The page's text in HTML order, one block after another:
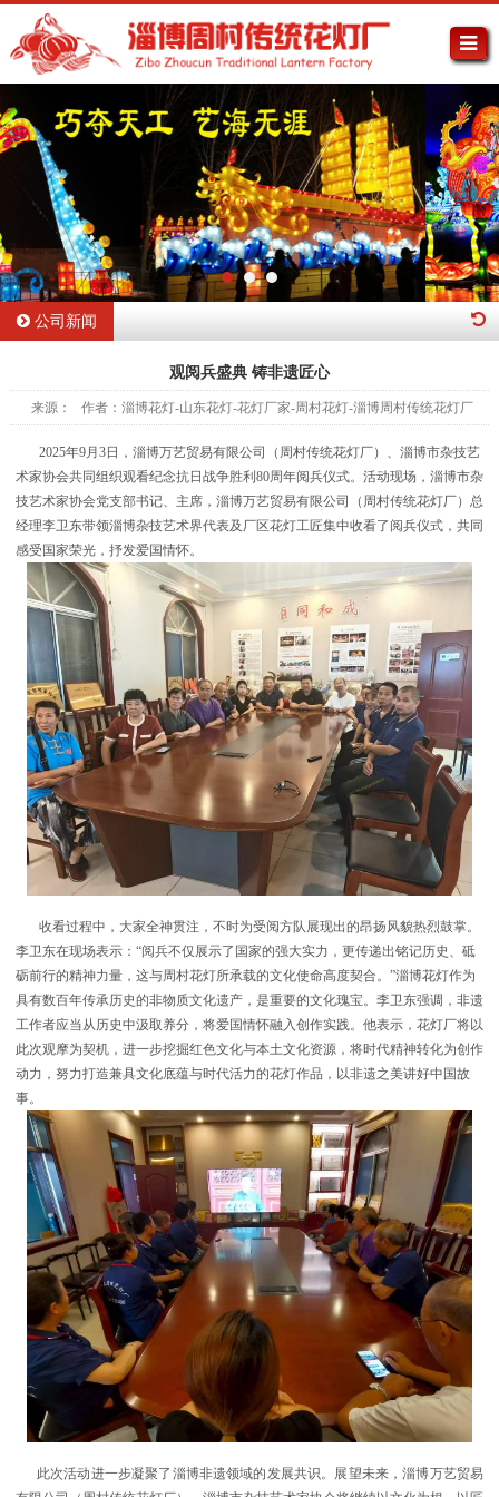
公司新闻
观阅兵盛典 铸非遗匠心
来源： 作者：淄博花灯-山东花灯-花灯厂家-周村花灯-淄博周村传统花灯厂
2025年9月3日，淄博万艺贸易有限公司（周村传统花灯厂）、淄博市杂技艺
术家协会共同组织观看纪念抗日战争胜利80周年阅兵仪式。活动现场，淄博市杂
技艺术家协会党支部书记、主席，淄博万艺贸易有限公司（周村传统花灯厂）总
经理李卫东带领淄博杂技艺术界代表及厂区花灯工匠集中收看了阅兵仪式，共同
感受国家荣光，抒发爱国情怀。
收看过程中，大家全神贯注，不时为受阅方队展现出的昂扬风貌热烈鼓掌。
李卫东在现场表示：“阅兵不仅展示了国家的强大实力，更传递出铭记历史、砥
砺前行的精神力量，这与周村花灯所承载的文化使命高度契合。”淄博花灯作为
具有数百年传承历史的非物质文化遗产，是重要的文化瑰宝。李卫东强调，非遗
工作者应当从历史中汲取养分，将爱国情怀融入创作实践。他表示，花灯厂将以
此次观摩为契机，进一步挖掘红色文化与本土文化资源，将时代精神转化为创作
动力，努力打造兼具文化底蕴与时代活力的花灯作品，以非遗之美讲好中国故
事。
此次活动进一步凝聚了淄博非遗领域的发展共识。展望未来，淄博万艺贸易